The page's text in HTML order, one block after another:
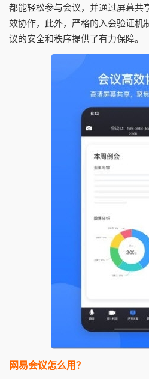
都能轻松参与会议，并通过屏幕共
效协作，此外，严格的入会验证机
议的安全和秩序提供了有力保障。
网易会议怎么用？